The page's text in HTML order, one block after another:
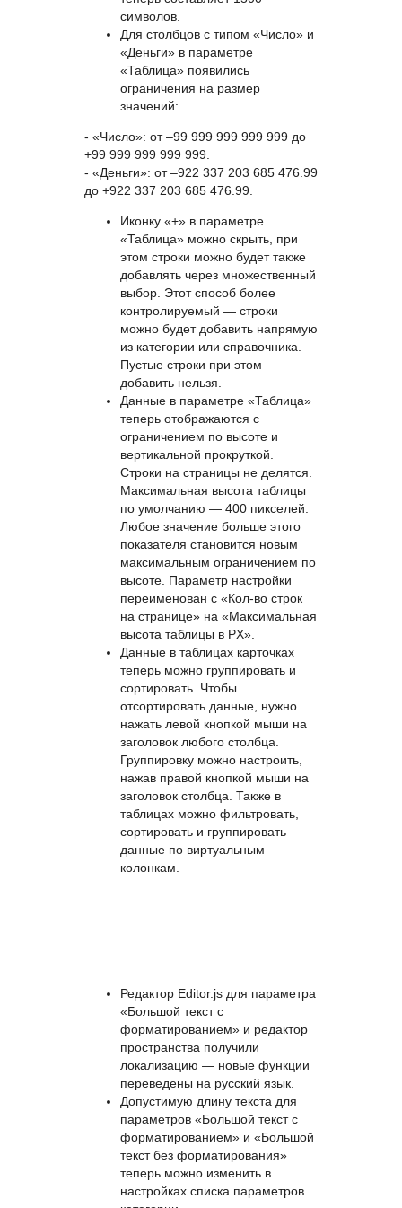
параметра «Таблица» в
названиях опций теперь
используется термин «столбцы».
Максимальная длина для полей
с типом «Текст» в категории
теперь составляет 1500
символов.
Для столбцов с типом «Число» и
«Деньги» в параметре
«Таблица» появились
ограничения на размер
- «Число»: от –99 999 999 999 999 до
+99 999 999 999 999.
- «Деньги»: от –922 337 203 685 476.99
до +922 337 203 685 476.99.
Иконку «+» в параметре
«Таблица» можно скрыть, при
этом строки можно будет также
добавлять через множественный
выбор. Этот способ более
контролируемый — строки
можно будет добавить напрямую
из категории или справочника.
Пустые строки при этом
добавить нельзя.
Данные в параметре «Таблица»
теперь отображаются с
ограничением по высоте и
вертикальной прокруткой.
Строки на страницы не делятся.
Максимальная высота таблицы
по умолчанию — 400 пикселей.
Любое значение больше этого
показателя становится новым
максимальным ограничением по
высоте. Параметр настройки
переименован с «Кол-во строк
на странице» на «Максимальная
высота таблицы в PX».
Данные в таблицах карточках
теперь можно группировать и
сортировать. Чтобы
отсортировать данные, нужно
нажать левой кнопкой мыши на
заголовок любого столбца.
Группировку можно настроить,
нажав правой кнопкой мыши на
Редактор Editor.js для параметра
«Большой текст с
форматированием» и редактор
пространства получили
локализацию — новые функции
переведены на русский язык.
Допустимую длину текста для